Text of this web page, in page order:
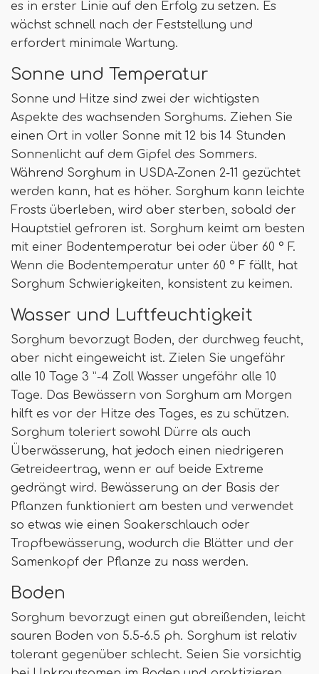
es in erster Linie auf den Erfolg zu setzen. Es
wächst schnell nach der Feststellung und
erfordert minimale Wartung.
Sonne und Temperatur
Sonne und Hitze sind zwei der wichtigsten
Aspekte des wachsenden Sorghums. Ziehen Sie
einen Ort in voller Sonne mit 12 bis 14 Stunden
Sonnenlicht auf dem Gipfel des Sommers.
Während Sorghum in USDA-Zonen 2-11 gezüchtet
werden kann, hat es höher. Sorghum kann leichte
Frosts überleben, wird aber sterben, sobald der
Hauptstiel gefroren ist. Sorghum keimt am besten
mit einer Bodentemperatur bei oder über 60 ° F.
Wenn die Bodentemperatur unter 60 ° F fällt, hat
Sorghum Schwierigkeiten, konsistent zu keimen.
Wasser und Luftfeuchtigkeit
Sorghum bevorzugt Boden, der durchweg feucht,
aber nicht eingeweicht ist. Zielen Sie ungefähr
alle 10 Tage 3 ”-4 Zoll Wasser ungefähr alle 10
Tage. Das Bewässern von Sorghum am Morgen
hilft es vor der Hitze des Tages, es zu schützen.
Sorghum toleriert sowohl Dürre als auch
Überwässerung, hat jedoch einen niedrigeren
Getreideertrag, wenn er auf beide Extreme
gedrängt wird. Bewässerung an der Basis der
Pflanzen funktioniert am besten und verwendet
so etwas wie einen Soakerschlauch oder
Tropfbewässerung, wodurch die Blätter und der
Samenkopf der Pflanze zu nass werden.
Boden
Sorghum bevorzugt einen gut abreißenden, leicht
sauren Boden von 5.5-6.5 ph. Sorghum ist relativ
tolerant gegenüber schlecht. Seien Sie vorsichtig